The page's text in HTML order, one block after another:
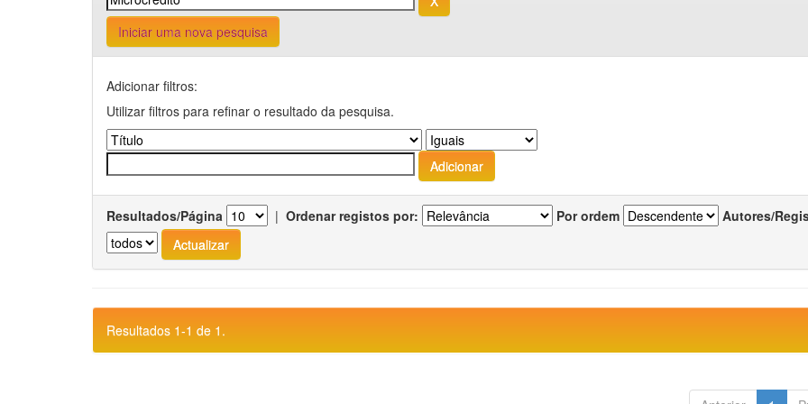
Iniciar uma nova pesquisa
Adicionar filtros:
Utilizar filtros para refinar o resultado da pesquisa.
Resultados/Página | Ordenar registos por: Por ordem Autores/
Resultados 1-1 de 1.